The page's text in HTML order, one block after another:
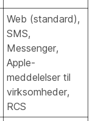
Web (standard),
SMS,
Messenger,
Apple-
meddelelser til
virksomheder,
RCS